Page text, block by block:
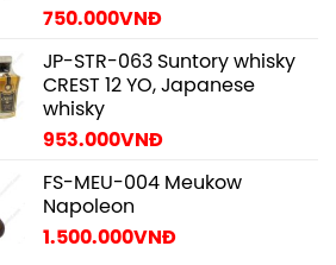
750.000VNĐ
JP-STR-063 Suntory whisky
CREST 12 YO, Japanese
whisky
953.000VNĐ
FS-MEU-004 Meukow
Napoleon
1.500.000VNĐ